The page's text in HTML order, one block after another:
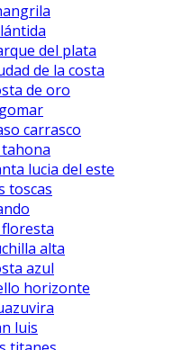
del plata
de la costa
de oro
carrasco
lucia del este
toscas
alta
azul
horizonte
luis